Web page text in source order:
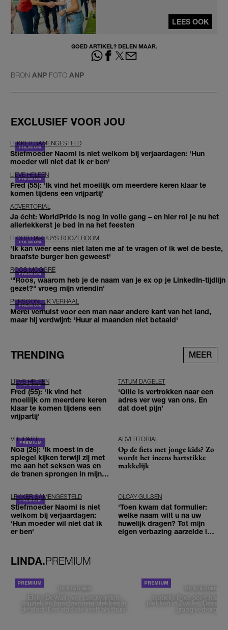
LEES OOK
GOED ARTIKEL? DELEN MAAR.
BRON ANP FOTO ANP
EXCLUSIEF VOOR JOU
LEKKER SAMENGESTELD
Stiefmoeder Naomi is niet welkom bij verjaardagen: 'Hun
moeder wil niet dat ik er ben'
LIEVE HELEEN
Fred (55): 'Ik vind het moeilijk om meerdere keren klaar te
komen tijdens een vrijpartij'
ADVERTORIAL
Ja écht: WorldPride is nog in volle gang – en hier rol je nu het
allerlekkerst je bed in na het feesten
FLOOR BAKHUYS ROOZEBOOM
'Ik kan weer eens niet laten me af te vragen of ik wel de beste,
braafste burger ben geweest'
ROOS MOGGRÉ
'"Roos, waarom heb je de naam van je ex op je LinkedIn-tijdlijn
gezet?" vroeg mijn vriendin'
PERSOONLIJK VERHAAL
Merel verhuist voor een man naar andere kant van het land,
maar hij verdwijnt: 'Huur al maanden niet betaald'
TRENDING MEER
LIEVE HELEEN
Fred (55): 'Ik vind het
moeilijk om meerdere keren
klaar te komen tijdens een
vrijpartij'
TATUM DAGELET
'Ollie is vertrokken naar een
adres ver weg van ons. En
dat doet pijn’
VRIJPARTIJ
Noa (26): 'Ik moest in de
spiegel kijken terwijl zij met
me aan het seksen was en
de tranen sprongen in mijn
ADVERTORIAL
Op de fiets met jonge kids? Zo
wordt het ineens hartstikke
makkelijk
LEKKER SAMENGESTELD
Stiefmoeder Naomi is niet
welkom bij verjaardagen:
'Hun moeder wil niet dat ik
er ben'
OLCAY GULSEN
'Toen kwam dat formulier:
welke naam wilt u na uw
huwelijk dragen? Tot mijn
eigen verbazing aarzelde ik
LINDA.PREMIUM
DE STAD VAN
Elske DeWall over Leeuwarden,
muziek en haar favoriete plekken in
de stad: 'Een stad die voelt als thuis'
DE STAD VAN
Isabelle Boer deelt haar
plekken in Zwolle: 'Deze
graag verborgen'